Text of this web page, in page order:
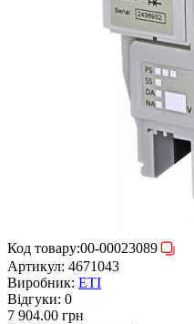
Код товару:00-00023089
Артикул: 4671043
Виробник: ETI
Відгуки: 0
7 904.00 грн